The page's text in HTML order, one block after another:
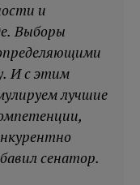
и
Выборы
И с этим
лучшие
сенатор.